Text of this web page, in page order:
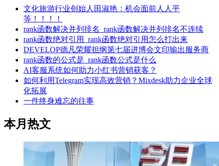
文化旅游行业创始人田淑艳：机会面前人人平
等！！！！
rank函数解决并列排名_rank函数解决并列排名不连续
rank函数绝对引用_rank函数绝对引用怎么打出来
DEVELOP德凡荣耀担纲第七届进博会文印输出服务商
rank函数的公式是_rank函数公式是什么
AI客服系统如何助力小红书营销获客？
如何利用Telegram实现高效营销？Mixdesk助力企业全球
化拓展
一件终身难忘的往事
本月热文